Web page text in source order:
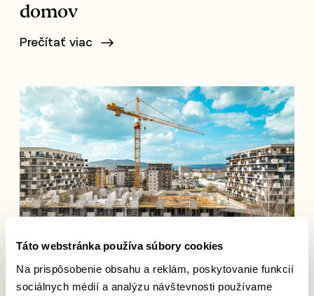
Táto webstránka používa súbory cookies
Na prispôsobenie obsahu a reklám, poskytovanie funkcií
sociálnych médií a analýzu návštevnosti používame
domov
Prečítať viac
Aktuality